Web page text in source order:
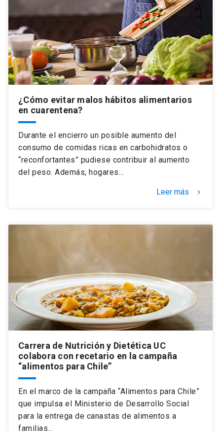
¿Cómo evitar malos hábitos alimentarios
en cuarentena?
Durante el encierro un posible aumento del
consumo de comidas ricas en carbohidratos o
“reconfortantes” pudiese contribuir al aumento
del peso. Además, hogares…
Leer más keyboard_arrow_right
Carrera de Nutrición y Dietética UC
colabora con recetario en la campaña
“alimentos para Chile”
En el marco de la campaña “Alimentos para Chile”
que impulsa el Ministerio de Desarrollo Social
para la entrega de canastas de alimentos a
familias…